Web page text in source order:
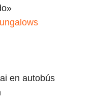
en autobús